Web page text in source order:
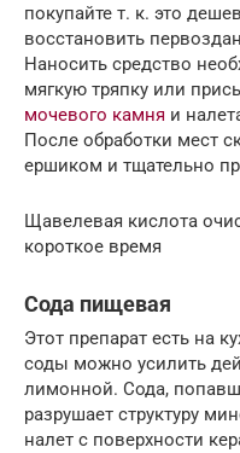
покупайте т. к. это
восстановить
Наносить средство
мягкую тряпку или
мочевого камня и
После обработки мест
ершиком и тщательно
Щавелевая кислота
короткое время
Сода пищевая
Этот препарат есть на
соды можно усилить
лимонной. Сода,
разрушает структуру
налет с поверхности